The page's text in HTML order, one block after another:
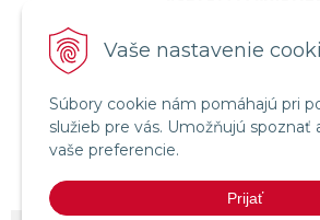
Vaše nastavenie
Súbory cookie nám pomáhajú pri
služieb pre vás. Umožňujú spoznať
vaše preferencie.
Prijať
ZASLANIE OTÁZKY
OBCHODNÉ
REKLAMAČNÝ